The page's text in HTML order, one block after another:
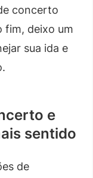
concerto
fim, deixo um
sua ida e
e
sentido
de